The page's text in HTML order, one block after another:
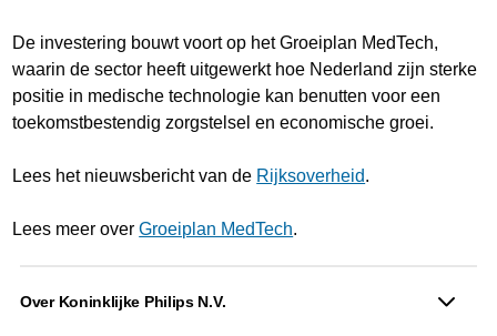
De investering bouwt voort op het Groeiplan MedTech,
waarin de sector heeft uitgewerkt hoe Nederland zijn sterke
positie in medische technologie kan benutten voor een
toekomstbestendig zorgstelsel en economische groei.
Lees het nieuwsbericht van de Rijksoverheid.
Lees meer overGroeiplan MedTech.
Over Koninklijke Philips N.V.